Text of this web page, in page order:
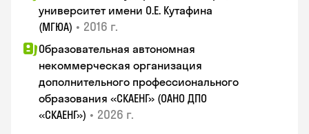
университет имени О.Е. Кутафина
(МГЮА) • 2016 г.
Образовательная автономная
некоммерческая организация
дополнительного профессионального
образования «СКАЕНГ» (ОАНО ДПО
«СКАЕНГ») • 2026 г.